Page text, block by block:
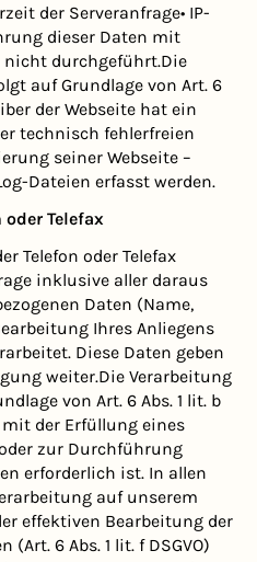
der Serveranfrage• IP-
dieser Daten mit
nicht durchgeführt.Die
auf Grundlage von Art. 6
der Webseite hat ein
technisch fehlerfreien
seiner Webseite –
Dateien erfasst werden.
Telefax
Telefon oder Telefax
inklusive aller daraus
Daten (Name,
Ihres Anliegens
Diese Daten geben
weiter.Die Verarbeitung
von Art. 6 Abs. 1 lit. b
mit der Erfüllung eines
zur Durchführung
erforderlich ist. In allen
auf unserem
effektiven Bearbeitung der
6 Abs. 1 lit. f DSGVO)